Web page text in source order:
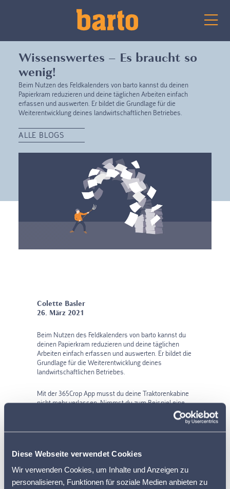
Diese Webseite verwendet Cookies
Wir verwenden Cookies, um Inhalte und Anzeigen zu
personalisieren, Funktionen für soziale Medien anbieten zu
Wissenswertes – Es braucht so
wenig!
Beim Nutzen des Feldkalenders von barto kannst du deinen
Papierkram reduzieren und deine täglichen Arbeiten einfach
erfassen und auswerten. Er bildet die Grundlage für die
Weiterentwicklung deines landwirtschaftlichen Betriebes.
ALLE BLOGS
Colette Basler
26. März 2021
Beim Nutzen des Feldkalenders von barto kannst du
deinen Papierkram reduzieren und deine täglichen
Arbeiten einfach erfassen und auswerten. Er bildet die
Grundlage für die Weiterentwicklung deines
landwirtschaftlichen Betriebes.
Mit der 365Crop App musst du deine Traktorenkabine
nicht mehr verlassen. Nimmst du zum Beispiel eine
Pflanzenschutzmassnahme auf deinem Weizenfeld
vor, kannst du dich nach getaner Arbeit bequem im
Sessel zurücklehnen, dein Handy zücken und noch auf
mehr und vergisst nichts. Du sparst Papier und Zeit.
Zudem hast du deine Parzellen immer im Überblick.
Um einfach zu starten, kannst du deine Parzellen,